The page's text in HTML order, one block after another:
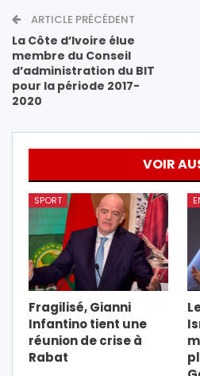
ARTICLE PRÉCÉDENT
La Côte d’Ivoire élue
membre du Conseil
d’administration du BIT
pour la période 2017-
2020
VOIR
SPORT
Fragilisé, Gianni
Infantino tient une
réunion de crise à
Rabat